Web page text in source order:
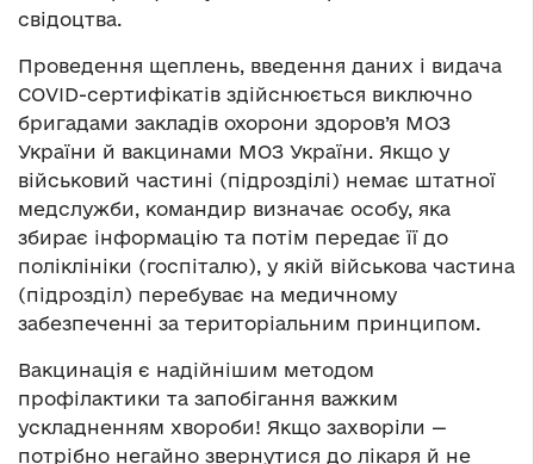
свідоцтва.
Проведення щеплень, введення даних і видача
COVID-сертифікатів здійснюється виключно
бригадами закладів охорони здоров’я МОЗ
України й вакцинами МОЗ України. Якщо у
військовий частині (підрозділі) немає штатної
медслужби, командир визначає особу, яка
збирає інформацію та потім передає її до
поліклініки (госпіталю), у якій військова частина
(підрозділ) перебуває на медичному
забезпеченні за територіальним принципом.
Вакцинація є надійнішим методом
профілактики та запобігання важким
ускладненням хвороби! Якщо захворіли —
потрібно негайно звернутися до лікаря й не